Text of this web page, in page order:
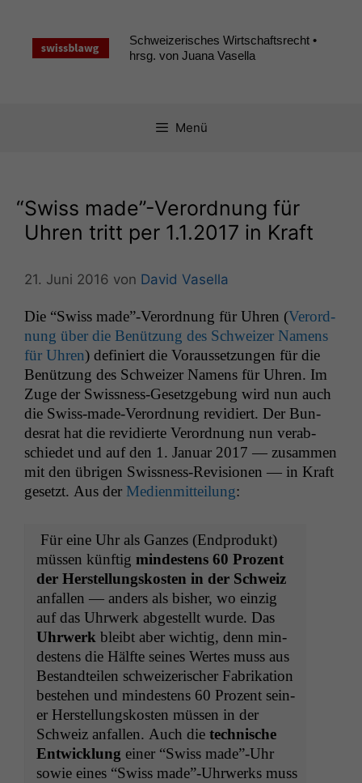
springen
Schweizerisches Wirtschaftsrecht •
hrsg. von Juana Vasella
Menü
“Swiss made”-Verordnung für
Uhren tritt per 1.1.2017 in Kraft
21. Juni 2016 von David Vasella
Die “Swiss made”-Verordnung für Uhren (Verord­
nung über die Benützung des Schweiz­er Namens
für Uhren) definiert die Voraus­set­zun­gen für die
Benützung des Schweiz­er Namens für Uhren. Im
Zuge der Swiss­ness-Geset­zge­bung wird nun auch
die Swiss-made-Verord­nung rev­i­diert. Der Bun­
desrat hat die rev­i­dierte Verord­nung nun ver­ab­
schiedet und auf den 1. Jan­u­ar 2017 — zusam­men
mit den übri­gen Swiss­ness-Revi­sio­nen — in Kraft
geset­zt. Aus der Medi­en­mit­teilung:
Für eine Uhr als Ganzes (End­pro­dukt)
müssen kün­ftig min­destens 60 Prozent
der Her­stel­lungskosten in der Schweiz
anfall­en — anders als bish­er, wo einzig
auf das Uhrw­erk abgestellt wurde. Das
Uhrw­erk bleibt aber wichtig, denn min­
destens die Hälfte seines Wertes muss aus
Bestandteilen schweiz­erisch­er Fab­rika­tion
beste­hen und min­destens 60 Prozent sein­
er Her­stel­lungskosten müssen in der
Schweiz anfall­en. Auch die tech­nis­che
Entwick­lung ein­er “Swiss made”-Uhr
sowie eines “Swiss made”-Uhrwerks muss